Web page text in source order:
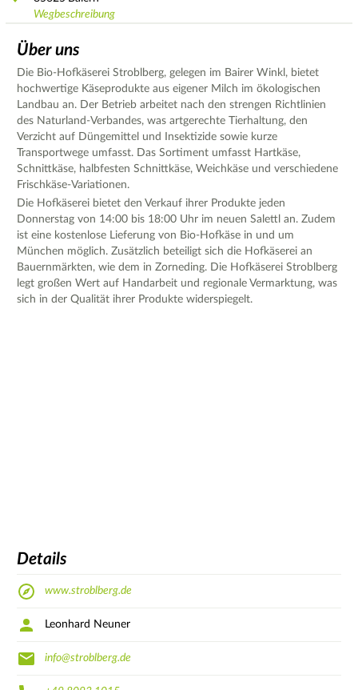
Wegbeschreibung
Über uns
Die Bio-Hofkäserei Stroblberg, gelegen im Bairer Winkl, bietet
hochwertige Käseprodukte aus eigener Milch im ökologischen
Landbau an. Der Betrieb arbeitet nach den strengen Richtlinien
des Naturland-Verbandes, was artgerechte Tierhaltung, den
Verzicht auf Düngemittel und Insektizide sowie kurze
Transportwege umfasst. Das Sortiment umfasst Hartkäse,
Schnittkäse, halbfesten Schnittkäse, Weichkäse und verschiedene
Frischkäse-Variationen.
Die Hofkäserei bietet den Verkauf ihrer Produkte jeden
Donnerstag von 14:00 bis 18:00 Uhr im neuen Salettl an. Zudem
ist eine kostenlose Lieferung von Bio-Hofkäse in und um
München möglich. Zusätzlich beteiligt sich die Hofkäserei an
Bauernmärkten, wie dem in Zorneding. Die Hofkäserei Stroblberg
legt großen Wert auf Handarbeit und regionale Vermarktung, was
sich in der Qualität ihrer Produkte widerspiegelt.
Details
www.stroblberg.de
Leonhard Neuner
info@stroblberg.de